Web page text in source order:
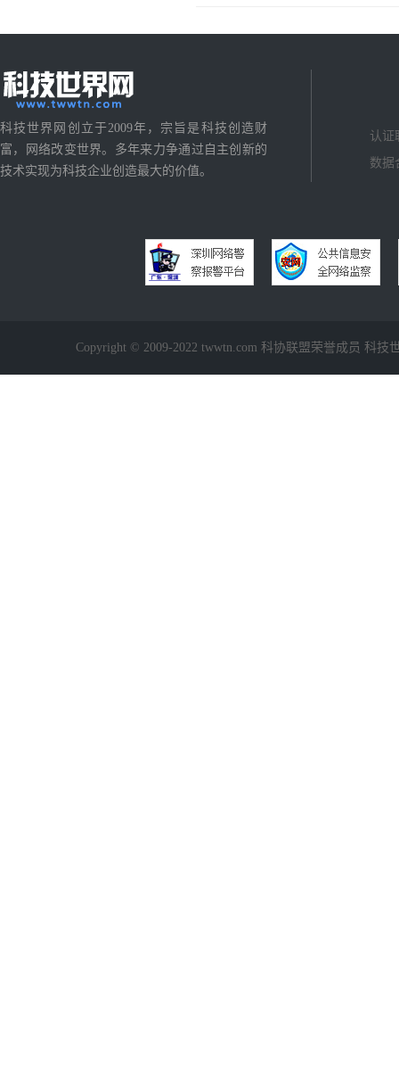
科技世界网创立于2009年，宗旨是科技创造财
富，网络改变世界。多年来力争通过自主创新的
技术实现为科技企业创造最大的价值。
认证
数据
Copyright © 2009-2022 twwtn.com 科协联盟荣誉成员 科